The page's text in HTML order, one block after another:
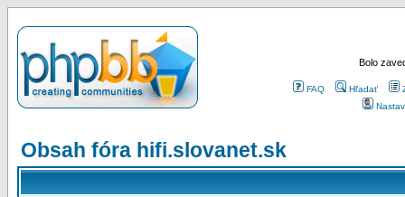
Bolo
FAQ Hľadať
Obsah fóra hifi.slovanet.sk